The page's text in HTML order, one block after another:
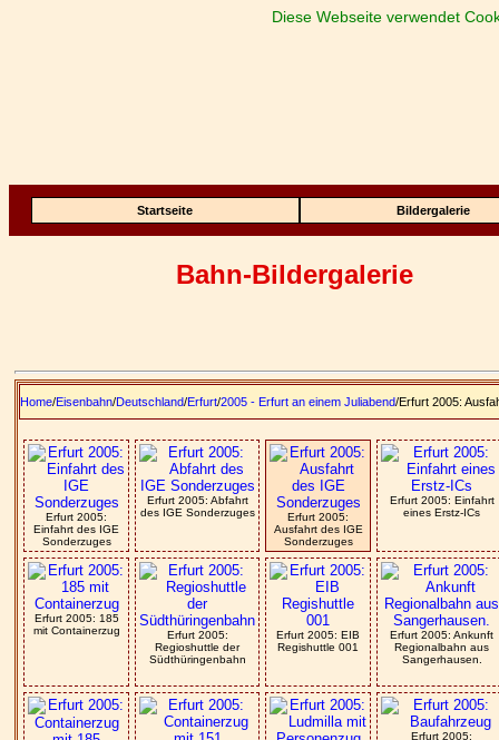
Startseite Bildergalerie
Bahn-Bildergalerie
Home/Eisenbahn/Deutschland/Erfurt/2005 - Erfurt an einem Juliabend/Erfurt 2005:
Erfurt 2005:
Einfahrt des IGE
Sonderzuges
Erfurt 2005: Abfahrt
des IGE Sonderzuges
Erfurt 2005:
Ausfahrt des IGE
Sonderzuges
Erfurt 2005: Einfahrt
eines Erstz-ICs
Erfurt 2005: 185
mit Containerzug
Erfurt 2005:
Regioshuttle der
Südthüringenbahn
Erfurt 2005: EIB
Regishuttle 001
Erfurt 2005: Ankunft
Regionalbahn aus
Sangerhausen.
Erfurt 2005:
Diese Webseite verwendet